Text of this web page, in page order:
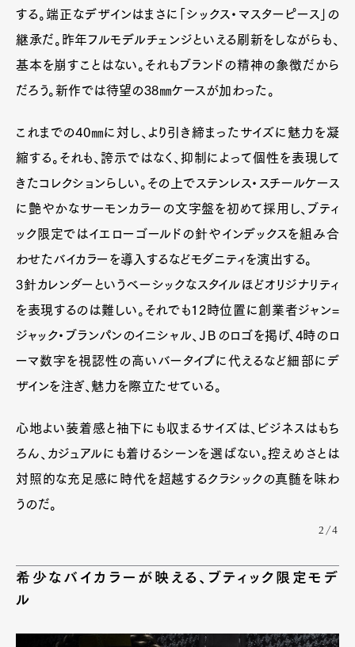
Art&Design WatchFashion
GourmetCars
ProductCultureLifestyle
Pen Membership
Magazine
Official Columnist
About
Contact
する。端正なデザインはまさに「シックス・マスターピース」の
継承だ。昨年フルモデルチェンジといえる刷新をしながらも、
基本を崩すことはない。それもブランドの精神の象徴だから
だろう。新作では待望の38㎜ケースが加わった。
これまでの40㎜に対し、より引き締まったサイズに魅力を凝
縮する。それも、誇示ではなく、抑制によって個性を表現して
きたコレクションらしい。その上でステンレス・スチールケース
に艶やかなサーモンカラーの文字盤を初めて採用し、ブティ
ック限定ではイエローゴールドの針やインデックスを組み合
わせたバイカラーを導入するなどモダニティを演出する。
3針カレンダーというベーシックなスタイルほどオリジナリティ
を表現するのは難しい。それでも12時位置に創業者ジャン=
ジャック・ブランパンのイニシャル、ＪＢのロゴを掲げ、4時のロ
ーマ数字を視認性の高いバータイプに代えるなど細部にデ
ザインを注ぎ、魅力を際立たせている。
心地よい装着感と袖下にも収まるサイズは、ビジネスはもち
ろん、カジュアルにも着けるシーンを選ばない。控えめさとは
対照的な充足感に時代を超越するクラシックの真髄を味わ
うのだ。
2/4
希少なバイカラーが映える、ブティック限定モデ
ル